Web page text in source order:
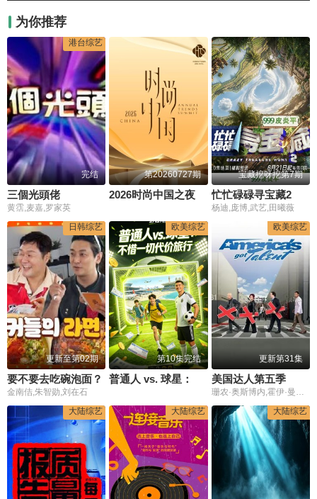
为你推荐
港台综艺
完结
三個光頭佬
黄霑,麦嘉,罗家英
第20260727期
2026时尚中国之夜
宝藏挖呀挖第7期
忙忙碌碌寻宝藏2
杨迪,庞博,武艺,田曦薇
日韩综艺
更新至第02期
要不要去吃碗泡面？
金南佶,朱智勋,刘在石
欧美综艺
第10集完结
欧美综艺
更新第31集
美国达人第五季
珊农·奥斯博内,霍伊·曼德尔,皮尔斯·摩根
大陆综艺
大陆综艺 大陆综艺